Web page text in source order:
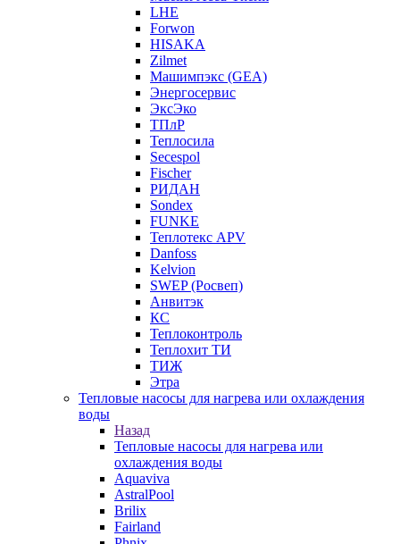
LHE
Forwon
HISAKA
Zilmet
Машимпэкс (GEA)
Энергосервис
ЭксЭко
ТПлР
Теплосила
Secespol
Fischer
РИДАН
Sondex
FUNKE
Теплотекс APV
Danfoss
Kelvion
SWEP (Росвеп)
Анвитэк
КС
Теплоконтроль
Теплохит ТИ
ТИЖ
Этра
Тепловые насосы для нагрева или охлаждения
воды
Назад
Тепловые насосы для нагрева или
охлаждения воды
Aquaviva
AstralPool
Brilix
Fairland